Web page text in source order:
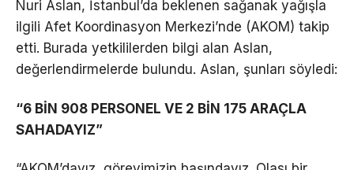
Nuri Aslan, İstanbul’da beklenen sağanak yağışla
ilgili Afet Koordinasyon Merkezi’nde (AKOM) takip
etti. Burada yetkililerden bilgi alan Aslan,
değerlendirmelerde bulundu. Aslan, şunları söyledi:
“6 BİN 908 PERSONEL VE 2 BİN 175 ARAÇLA
SAHADAYIZ”